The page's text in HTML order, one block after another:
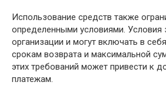
Использование средств также
определенными условиями. Условия
организации и могут включать в
срокам возврата и максимальной
этих требований может привести к
платежам.